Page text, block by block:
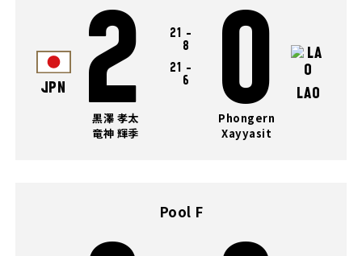
JPN 2 21 -
8
21 -
6
0 LAO
黒澤 孝太
竜神 輝季
Phongern
Xayyasit
Pool F